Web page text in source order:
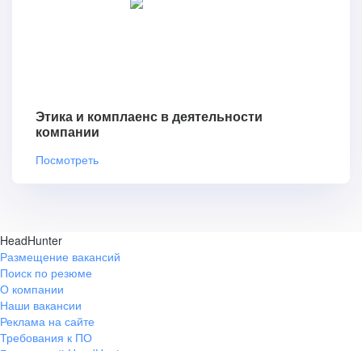
Этика и комплаенс в деятельности
компании
Посмотреть
HeadHunter
Размещение вакансий
Поиск по резюме
О компании
Наши вакансии
Реклама на сайте
Требования к ПО